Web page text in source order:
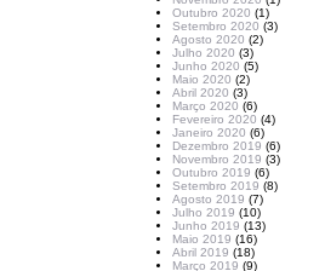
Outubro 2020 (1)
Setembro 2020 (3)
Agosto 2020 (2)
Julho 2020 (3)
Junho 2020 (5)
Maio 2020 (2)
Abril 2020 (3)
Março 2020 (6)
Fevereiro 2020 (4)
Janeiro 2020 (6)
Dezembro 2019 (6)
Novembro 2019 (3)
Outubro 2019 (6)
Setembro 2019 (8)
Agosto 2019 (7)
Julho 2019 (10)
Junho 2019 (13)
Maio 2019 (16)
Abril 2019 (18)
Março 2019 (9)